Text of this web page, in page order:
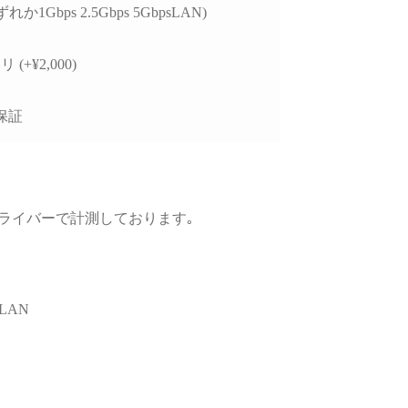
れか1Gbps 2.5Gbps 5GbpsLAN)
(+¥2,000)
証
イバーで計測しております｡
れる方には大変お